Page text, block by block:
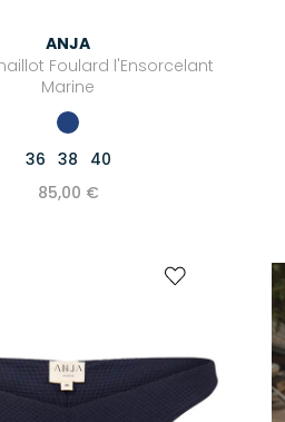
ANJA
Foulard l'Ensorcelant
Marine
36 38
40
85,00 €